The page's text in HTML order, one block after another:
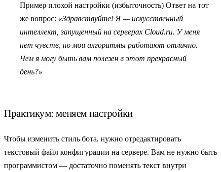
Пример плохой настройки (избыточность) Ответ на тот
же вопрос: «Здравствуйте! Я — искусственный
интеллект, запущенный на серверах Cloud.ru. У меня
нет чувств, но мои алгоритмы работают отлично.
Чем я могу быть вам полезен в этот прекрасный
день?»
Практикум: меняем настройки
Чтобы изменить стиль бота, нужно отредактировать
текстовый файл конфигурации на сервере. Вам не нужно быть
программистом — достаточно поменять текст внутри